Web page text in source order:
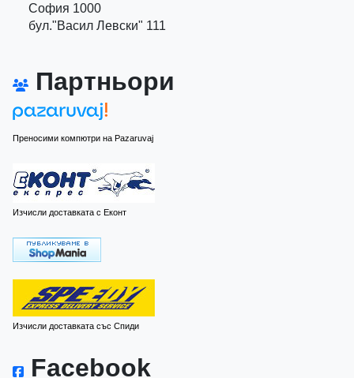
София 1000
бул."Васил Левски" 111
Партньори
Преносими компютри на Pazaruvaj
Изчисли доставката с Еконт
Изчисли доставката със Спиди
Facebook